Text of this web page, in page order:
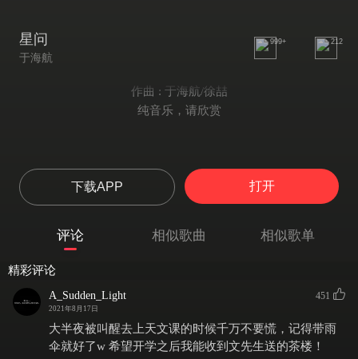
星问
于海航
999+ 212
作曲 : 于海航/徐喆
纯音乐，请欣赏
下载APP 打开
评论 相似歌曲 相似歌单
精彩评论
A_Sudden_Light
2021年8月17日
451
大半夜被叫醒去上天文课的时候千万不要慌，记得带雨
伞就好了w 希望开学之后我能收到文先生送的茶楼！